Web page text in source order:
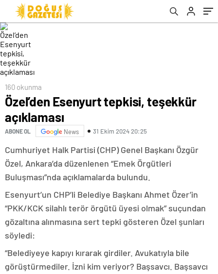
160 okunma
Özel’den Esenyurt tepkisi, teşekkür
açıklaması
ABONE OL News 31 Ekim 2024 20:25
Cumhuriyet Halk Partisi (CHP) Genel Başkanı Özgür
Özel, Ankara’da düzenlenen “Emek Örgütleri
Buluşması”nda açıklamalarda bulundu.
Esenyurt’un CHP’li Belediye Başkanı Ahmet Özer’in
“PKK/KCK silahlı terör örgütü üyesi olmak” suçundan
gözaltına alınmasına sert tepki gösteren Özel şunları
söyledi:
“Belediyeye kapıyı kırarak girdiler. Avukatıyla bile
görüştürmediler. İzni kim veriyor? Başsavcı. Başsavcı